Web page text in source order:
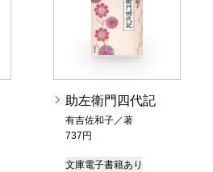
助左衛門四代記
有吉佐和子／著
737円
文庫電子書籍あり